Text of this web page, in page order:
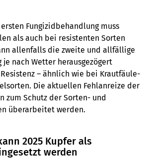
Fungizidbehandlung muss
als auch bei resistenten Sorten
allenfalls die zweite und allfällige
nach Wetter herausgezögert
– ähnlich wie bei Krautfäule-
Die aktuellen Fehlanreize der
zum Schutz der Sorten- und
überarbeitet werden.
2025 Kupfer als
werden